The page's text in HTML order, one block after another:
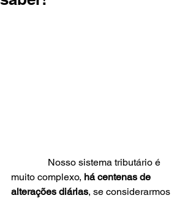
muito complexo, há centenas de
alterações diárias, se considerarmos